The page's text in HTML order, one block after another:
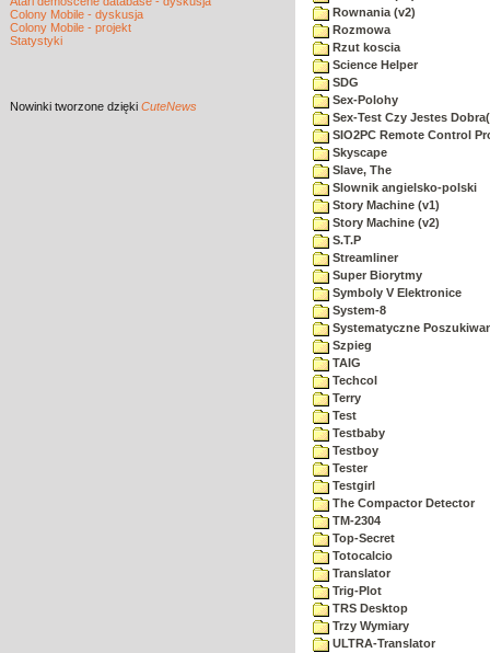
Colony Mobile - dyskusja
Colony Mobile - projekt
Statystyki
Nowinki tworzone dzięki CuteNews
Rownania (v2)
Rozmowa
Rzut koscia
Science Helper
SDG
Sex-Polohy
Sex-Test Czy Jestes
SIO2PC Remote Control
Skyscape
Slave, The
Slownik angielsko-polski
Story Machine (v1)
Story Machine (v2)
S.T.P
Streamliner
Super Biorytmy
Symboly V Elektronice
System-8
Systematyczne
Szpieg
TAIG
Techcol
Terry
Test
Testbaby
Testboy
Tester
Testgirl
The Compactor Detector
TM-2304
Top-Secret
Totocalcio
Translator
Trig-Plot
TRS Desktop
Trzy Wymiary
ULTRA-Translator